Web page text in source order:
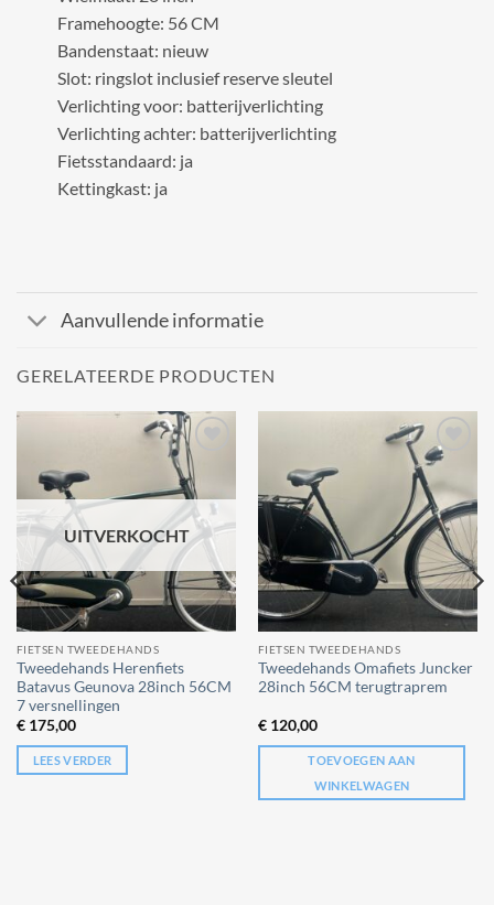
Framehoogte: 56 CM
Bandenstaat: nieuw
Slot: ringslot inclusief reserve sleutel
Verlichting voor: batterijverlichting
Verlichting achter: batterijverlichting
Fietsstandaard: ja
Kettingkast: ja
Aanvullende informatie
GERELATEERDE PRODUCTEN
Add to
wishlist
UITVERKOCHT
FIETSEN TWEEDEHANDS
Tweedehands Herenfiets
Batavus Geunova 28inch 56CM
7 versnellingen
€175,00
LEES VERDER
Add to
wishlist
FIETSEN TWEEDEHANDS
Tweedehands Omafiets Juncker
28inch 56CM terugtraprem
€120,00
TOEVOEGEN AAN
WINKELWAGEN